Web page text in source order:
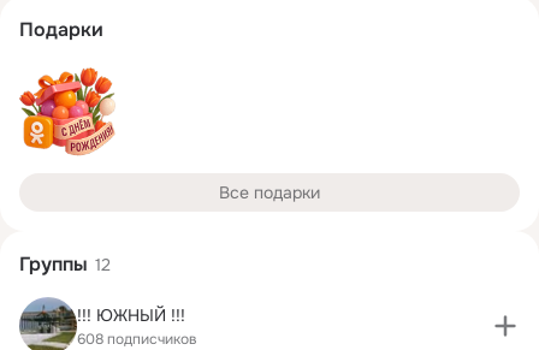
Подарки
Все подарки
Группы 12
!!! ЮЖНЫЙ !!!
608 подписчиков